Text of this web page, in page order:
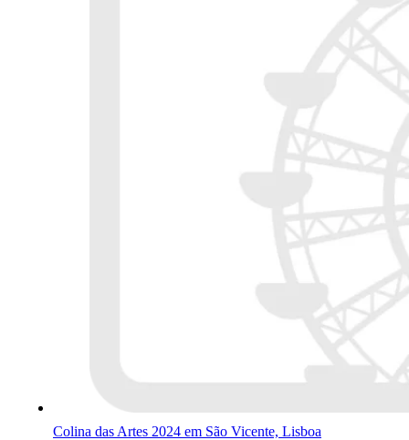
Colina das Artes 2024 em São Vicente, Lisboa